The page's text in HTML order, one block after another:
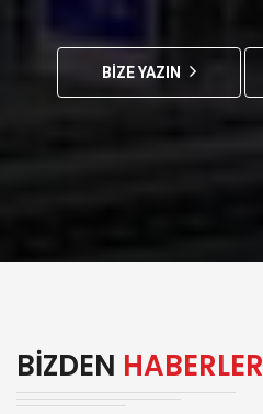
BİZE YAZIN
BIZDEN HABERLER